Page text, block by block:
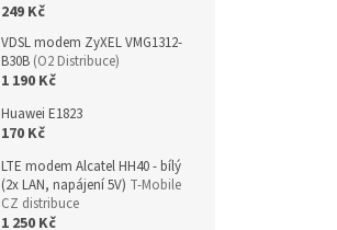
249 Kč
VDSL modem ZyXEL VMG1312-
B30B (O2 Distribuce)
1 190 Kč
Huawei E1823
170 Kč
LTE modem Alcatel HH40 - bílý
(2x LAN, napájení 5V) T-Mobile
CZ distribuce
1 250 Kč